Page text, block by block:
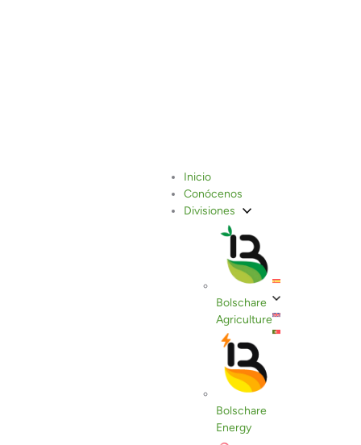
Inicio
Conócenos
Divisiones
Bolschare
Agriculture
Bolschare
Energy
Entrevista con Tomás
Jónatas, nuestro director de
operaciones en Bolschare
Agriculture